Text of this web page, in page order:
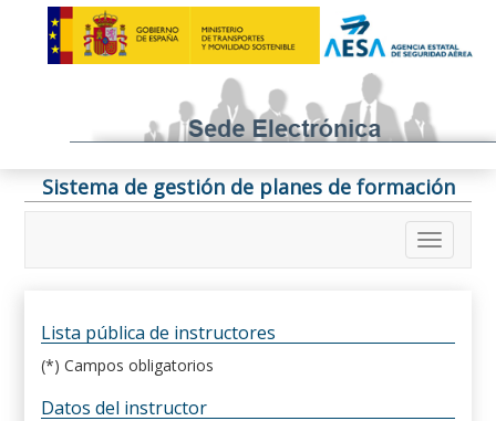
Sistema de gestión de planes de formación
Lista pública de instructores
(*) Campos obligatorios
Datos del instructor